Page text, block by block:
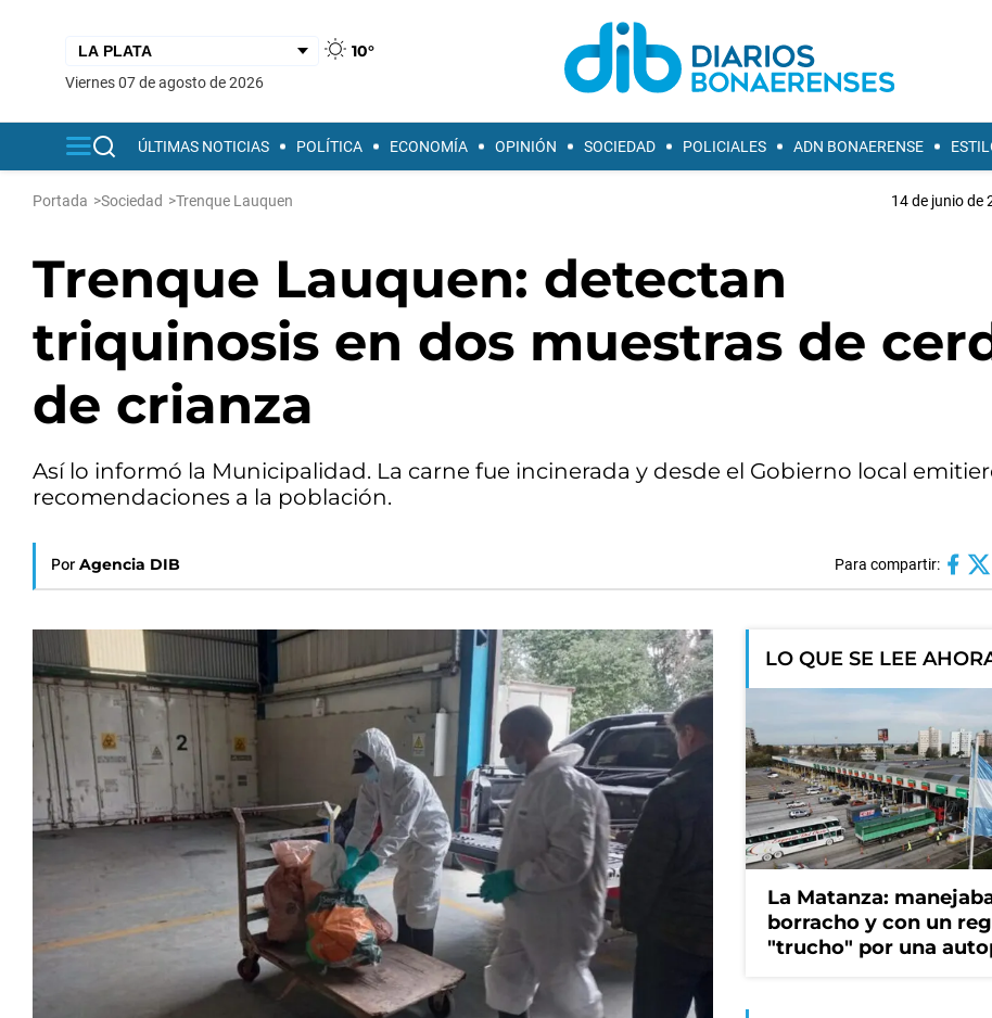
10°
viernes 07 de agosto de 2026
ÚLTIMAS NOTICIAS POLÍTICA ECONOMÍA OPINIÓN SOCIEDAD POLICIALES ADN BONAERENSE
Portada >Sociedad >Trenque Lauquen 14 de junio de
Trenque Lauquen: detectan
triquinosis en dos muestras de
de crianza
Así lo informó la Municipalidad. La carne fue incinerada y desde el Gobierno local
recomendaciones a la población.
Por Agencia DIB Para compartir:
LO QUE SE LEE
La Matanza:
borracho y con un
"trucho" por una